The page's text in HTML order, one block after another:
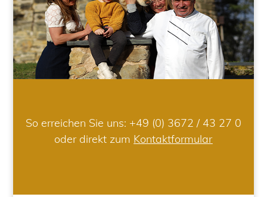
So erreichen Sie uns: +49 (0) 3672 / 43 27 0
oder direkt zum Kontaktformular